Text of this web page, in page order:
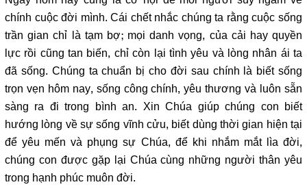
chính cuộc đời mình. Cái chết nhắc chúng ta rằng cuộc sống
trần gian chỉ là tạm bợ; mọi danh vọng, của cải hay quyền
lực rồi cũng tan biến, chỉ còn lại tình yêu và lòng nhân ái ta
đã sống. Chúng ta chuẩn bị cho đời sau chính là biết sống
trọn vẹn hôm nay, sống công chính, yêu thương và luôn sẵn
sàng ra đi trong bình an. Xin Chúa giúp chúng con biết
hướng lòng về sự sống vĩnh cửu, biết dùng thời gian hiện tại
để yêu mến và phụng sự Chúa, để khi nhắm mắt lìa đời,
chúng con được gặp lại Chúa cùng những người thân yêu
trong hạnh phúc muôn đời.